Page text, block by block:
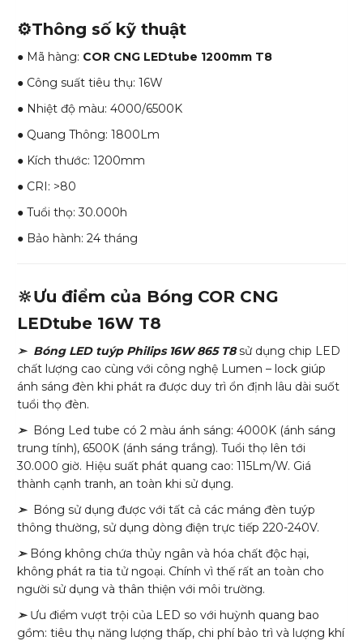
⚙️Thông số kỹ thuật
● Mã hàng: COR CNG LEDtube 1200mm T8
● Công suất tiêu thụ: 16W
● Nhiệt độ màu: 4000/6500K
● Quang Thông: 1800Lm
● Kích thước: 1200mm
● CRI: >80
● Tuổi thọ: 30.000h
● Bảo hành: 24 tháng
🔆Ưu điểm của Bóng COR CNG
LEDtube 16W T8
➣ Bóng LED tuýp Philips 16W 865 T8 sử dụng chip LED
chất lượng cao cùng với công nghệ Lumen – lock giúp
ánh sáng đèn khi phát ra được duy trì ổn định lâu dài suốt
tuổi thọ đèn.
➣ Bóng Led tube có 2 màu ánh sáng: 4000K (ánh sáng
trung tính), 6500K (ánh sáng trắng). Tuổi thọ lên tới
30.000 giờ. Hiệu suất phát quang cao: 115Lm/W. Giá
thành cạnh tranh, an toàn khi sử dụng.
➣ Bóng sử dụng được với tất cả các máng đèn tuýp
thông thường, sử dụng dòng điện trực tiếp 220-240V.
➣ Bóng không chứa thủy ngân và hóa chất độc hại,
không phát ra tia tử ngoại. Chính vì thế rất an toàn cho
người sử dụng và thân thiện với môi trường.
➣ Ưu điểm vượt trội của LED so với huỳnh quang bao
gồm: tiêu thụ năng lượng thấp, chi phí bảo trì và lượng khí